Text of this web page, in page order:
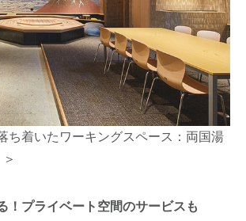
ち着いたワーキングスペース：両国湯
！プライベート空間のサービスも